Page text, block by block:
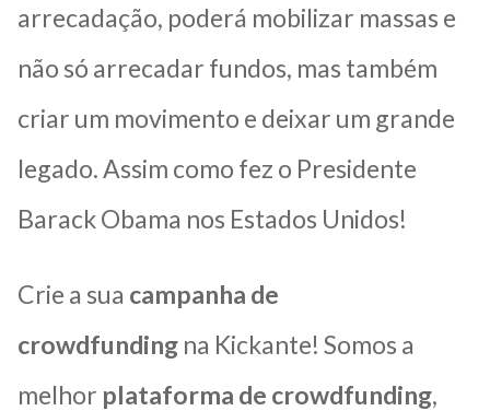
arrecadação, poderá mobilizar massas e
não só arrecadar fundos, mas também
criar um movimento e deixar um grande
legado. Assim como fez o Presidente
Barack Obama nos Estados Unidos!
Crie a sua campanha de
crowdfunding na Kickante! Somos a
melhor plataforma de crowdfunding,